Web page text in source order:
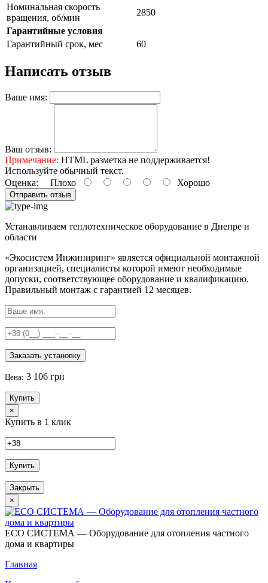
Номинальная скорость
вращения, об/мин
2850
Гарантийные условия
Гарантийный срок, мес
60
Написать отзыв
Ваше имя:
Ваш отзыв:
Примечание: HTML разметка не поддерживается!
Используйте обычный текст.
Оценка: Плохо Хорошо
Отправить отзыв
Устанавливаем теплотехническое оборудование в Днепре и
области
«Экосистем Инжиниринг» является официальной монтажной
организацией, специалисты которой имеют необходимые
допуски, соответствующее оборудование и квалификацию.
Правильный монтаж с гарантией 12 месяцев.
Заказать установку
Цена: 3 106 грн
Купить
×
Купить в 1 клик
Купить
Закрыть
×
ECO СИСТЕМА — Оборудование для отопления частного
дома и квартиры
Главная